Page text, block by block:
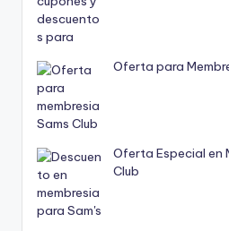
Oferta para
Oferta Especial en
Club